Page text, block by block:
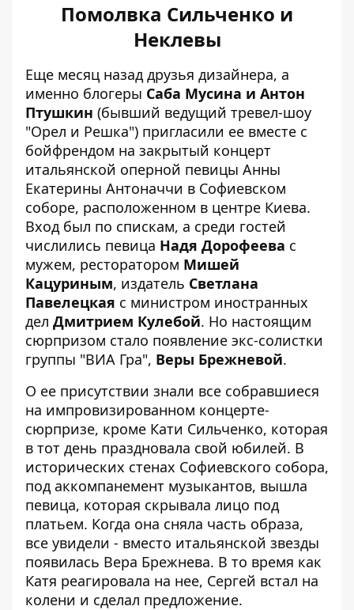
Помолвка Сильченко и
Неклевы
Еще месяц назад друзья дизайнера, а
именно блогеры Саба Мусина и Антон
Птушкин (бывший ведущий тревел-шоу
"Орел и Решка") пригласили ее вместе с
бойфрендом на закрытый концерт
итальянской оперной певицы Анны
Екатерины Антоначчи в Софиевском
соборе, расположенном в центре Киева.
Вход был по спискам, а среди гостей
числились певица Надя Дорофеева с
мужем, ресторатором Мишей
Кацуриным, издатель Светлана
Павелецкая с министром иностранных
дел Дмитрием Кулебой. Но настоящим
сюрпризом стало появление экс-солистки
группы "ВИА Гра", Веры Брежневой.
О ее присутствии знали все собравшиеся
на импровизированном концерте-
сюрпризе, кроме Кати Сильченко, которая
в тот день праздновала свой юбилей. В
исторических стенах Софиевского собора,
под аккомпанемент музыкантов, вышла
певица, которая скрывала лицо под
платьем. Когда она сняла часть образа,
все увидели - вместо итальянской звезды
появилась Вера Брежнева. В то время как
Катя реагировала на нее, Сергей встал на
колени и сделал предложение.